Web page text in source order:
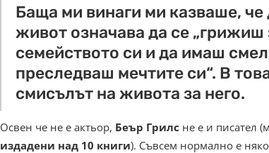
Баща ми винаги ми казваше,
живот означава да се „грижиш
семейството си и да имаш
преследваш мечтите си“. В
смисълът на живота за него.
Освен че не е актьор, Беър Грилс не е и писател
издадени над 10 книги). Съвсем нормално е